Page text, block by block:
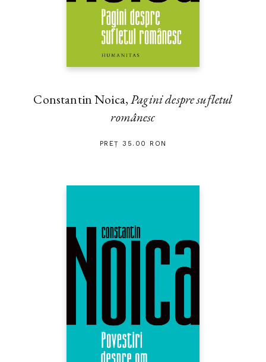
Constantin Noica,Pagini despre sufletul
românesc
PREȚ 35.00 RON